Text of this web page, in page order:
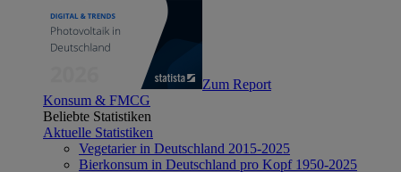
Zum Report
Konsum & FMCG
Beliebte Statistiken
Aktuelle Statistiken
Vegetarier in Deutschland 2015-2025
Bierkonsum in Deutschland pro Kopf 1950-2025